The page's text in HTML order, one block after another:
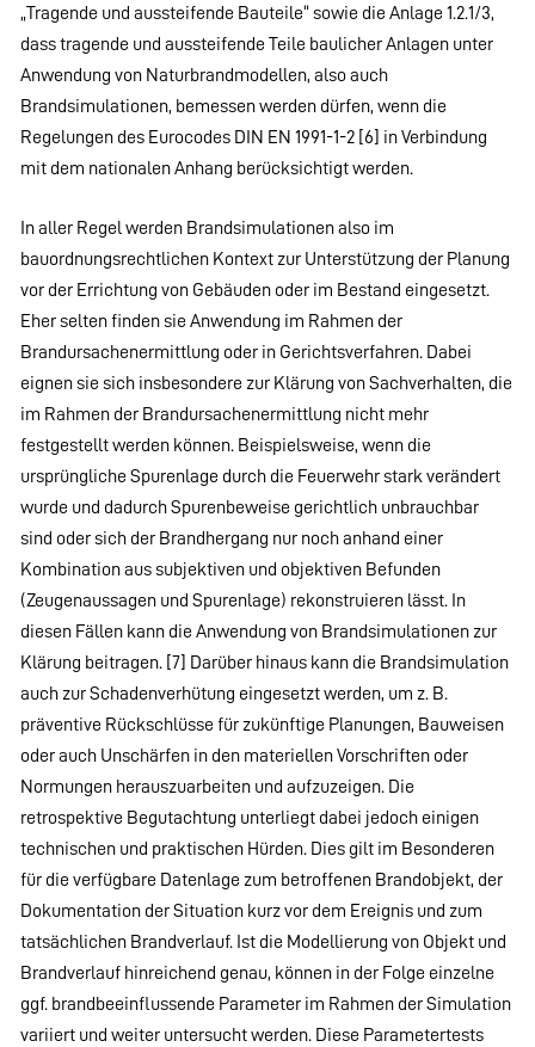
„Tragende und aussteifende Bauteile“ sowie die Anlage 1.2.1/3,
dass tragende und aussteifende Teile baulicher Anlagen unter
Anwendung von Naturbrandmodellen, also auch
Brandsimulationen, bemessen werden dürfen, wenn die
Regelungen des Eurocodes DIN EN 1991-1-2 [6] in Verbindung
mit dem nationalen Anhang berücksichtigt werden.
In aller Regel werden Brandsimulationen also im
bauordnungsrechtlichen Kontext zur Unterstützung der Planung
vor der Errichtung von Gebäuden oder im Bestand eingesetzt.
Eher selten finden sie Anwendung im Rahmen der
Brandursachenermittlung oder in Gerichtsverfahren. Dabei
eignen sie sich insbesondere zur Klärung von Sachverhalten, die
im Rahmen der Brandursachenermittlung nicht mehr
festgestellt werden können. Beispielsweise, wenn die
ursprüngliche Spurenlage durch die Feuerwehr stark verändert
wurde und dadurch Spurenbeweise gerichtlich unbrauchbar
sind oder sich der Brandhergang nur noch anhand einer
Kombination aus subjektiven und objektiven Befunden
(Zeugenaussagen und Spurenlage) rekonstruieren lässt. In
diesen Fällen kann die Anwendung von Brandsimulationen zur
Klärung beitragen. [7] Darüber hinaus kann die Brandsimulation
auch zur Schadenverhütung eingesetzt werden, um z. B.
präventive Rückschlüsse für zukünftige Planungen, Bauweisen
oder auch Unschärfen in den materiellen Vorschriften oder
Normungen herauszuarbeiten und aufzuzeigen. Die
retrospektive Begutachtung unterliegt dabei jedoch einigen
technischen und praktischen Hürden. Dies gilt im Besonderen
für die verfügbare Datenlage zum betroffenen Brandobjekt, der
Dokumentation der Situation kurz vor dem Ereignis und zum
tatsächlichen Brandverlauf. Ist die Modellierung von Objekt und
Brandverlauf hinreichend genau, können in der Folge einzelne
ggf. brandbeeinflussende Parameter im Rahmen der Simulation
variiert und weiter untersucht werden. Diese Parametertests